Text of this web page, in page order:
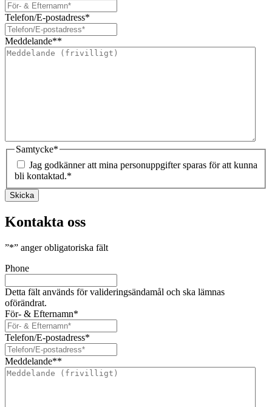
Telefon/E-postadress*
Meddelande**
Samtycke*
Jag godkänner att mina personuppgifter sparas för att kunna
bli kontaktad.*
Skicka
Kontakta oss
”*” anger obligatoriska fält
Phone
Detta fält används för valideringsändamål och ska lämnas
oförändrat.
För- & Efternamn*
Telefon/E-postadress*
Meddelande**